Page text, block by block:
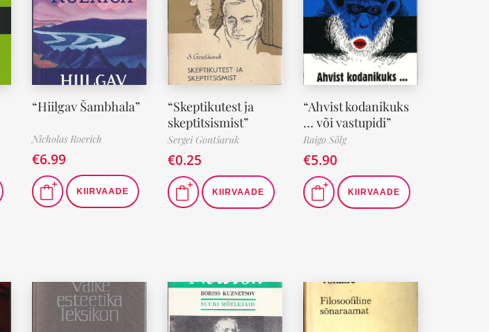
“Hiilgav Šambhala”
Nicholas Roerich
€6.99
KIIRVAADE
“Skeptikutest ja
skeptitsismist”
Sergei Gontšaruk
€0.25
KIIRVAADE
“Ahvist kodanikuks
… või vastupidi”
Raigo Sõlg
€5.90
KIIRVAADE